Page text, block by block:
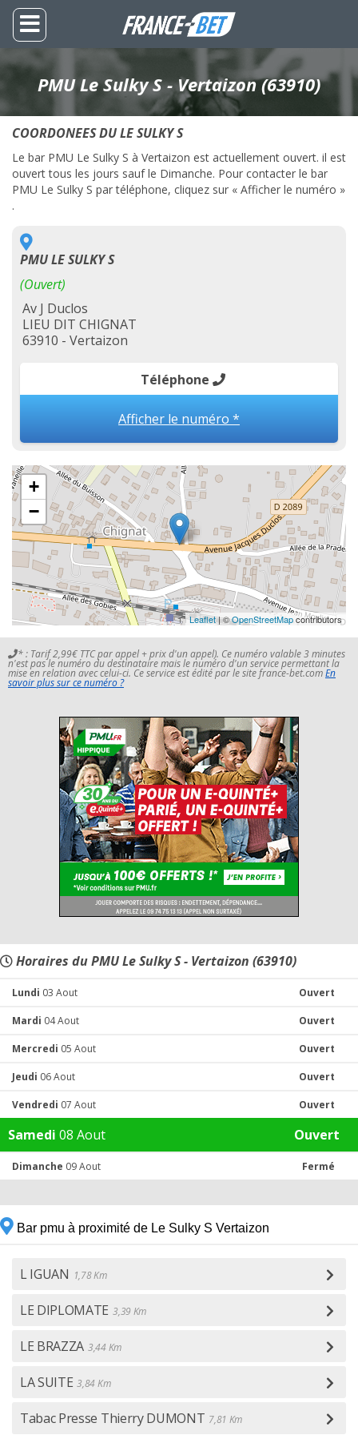
PMU Le Sulky S - Vertaizon (63910)
COORDONEES DU LE SULKY S
Le bar PMU Le Sulky S à Vertaizon est actuellement ouvert. il est
ouvert tous les jours sauf le Dimanche. Pour contacter le bar
PMU Le Sulky S par téléphone, cliquez sur « Afficher le numéro »
.
PMU LE SULKY S
(Ouvert)
Av J Duclos
LIEU DIT CHIGNAT
63910 - Vertaizon
Téléphone
Afficher le numéro *
+
−
Leaflet| ©OpenStreetMapcontributors
* : Tarif 2,99€ TTC par appel + prix d'un appel). Ce numéro valable 3 minutes
n'est pas le numéro du destinataire mais le numéro d'un service permettant la
mise en relation avec celui-ci. Ce service est édité par le site france-bet.comEn
savoir plus sur ce numéro ?
Horaires du PMU Le Sulky S - Vertaizon (63910)
Lundi 03 Aout Ouvert
Mardi 04 Aout Ouvert
Mercredi 05 Aout Ouvert
Jeudi 06 Aout Ouvert
Vendredi 07 Aout Ouvert
Samedi 08 Aout Ouvert
Dimanche 09 Aout Fermé
Bar pmu à proximité de Le Sulky S Vertaizon
L IGUAN 1,78 Km
LE DIPLOMATE 3,39 Km
LE BRAZZA 3,44 Km
LA SUITE 3,84 Km
Tabac Presse Thierry DUMONT 7,81 Km